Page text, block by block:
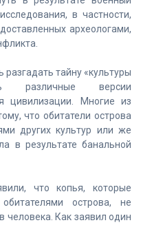
в частности,
археологами,
тайну «культуры
различные версии
цивилизации. Многие из
что обитатели острова
других культур или же
в результате банальной
что копья, которые
острова, не
человека. Как заявил один